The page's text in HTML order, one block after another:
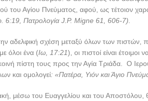
του Αγίου Πνεύματος, αφού, ως τέτοιον
6:19, Πατρολογία J. P. Migne 61, 606-7).
αδελφική σχέση μεταξύ όλων των πιστών,
όλοι ένα (Ιω, 17:21), οι πιστοί είναι
πίστη τους προς την Αγία Τριάδα. Ο
και ομολογεί: «Πατέρα, Υιόν και Άγιο
μέσω του Ευαγγελίου και του